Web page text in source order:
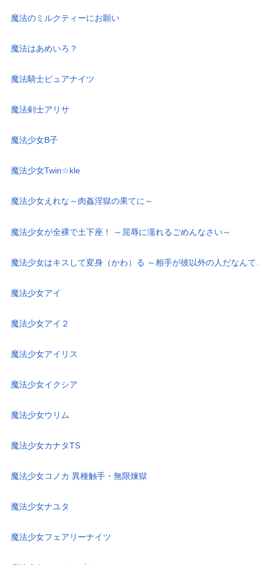
魔法のミルクティーにお願い
魔法はあめいろ？
魔法騎士ピュアナイツ
魔法剣士アリサ
魔法少女B子
魔法少女Twin☆kle
魔法少女えれな～肉姦淫獄の果てに～
魔法少女が全裸で土下座！ ～屈辱に濡れるごめんなさい～
魔法少女はキスして変身（かわ）る ～相手が彼以外の人だなんて
魔法少女アイ
魔法少女アイ２
魔法少女アイリス
魔法少女イクシア
魔法少女ウリム
魔法少女カナタTS
魔法少女コノカ 異種触手・無限煉獄
魔法少女ナユタ
魔法少女フェアリーナイツ